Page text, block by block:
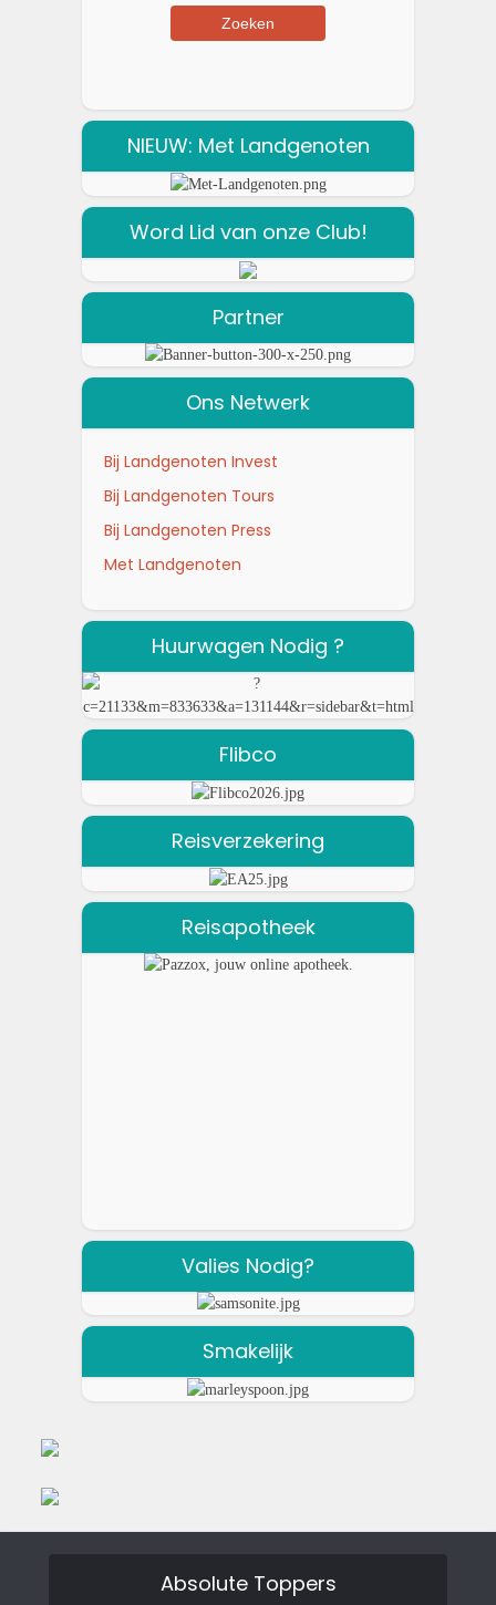
NIEUW: Met Landgenoten
Word Lid van onze Club!
Partner
Ons Netwerk
Bij Landgenoten Invest
Bij Landgenoten Tours
Bij Landgenoten Press
Met Landgenoten
Huurwagen Nodig ?
Flibco
Reisverzekering
Reisapotheek
Valies Nodig?
Smakelijk
Absolute Toppers